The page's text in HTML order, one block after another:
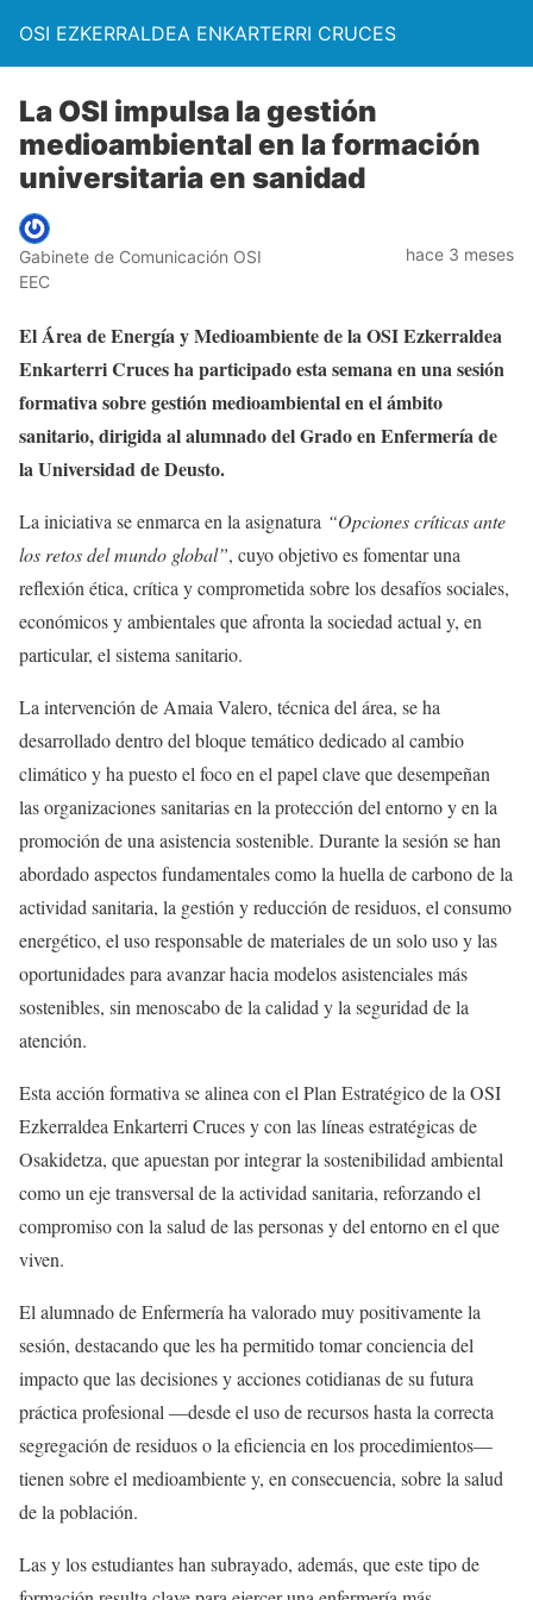
OSI EZKERRALDEA ENKARTERRI CRUCES
La OSI impulsa la gestión
medioambiental en la formación
universitaria en sanidad
Gabinete de Comunicación OSI
EEC
hace 3 meses
El Área de Energía y Medioambiente de la OSI Ezkerraldea
Enkarterri Cruces ha participado esta semana en una sesión
formativa sobre gestión medioambiental en el ámbito
sanitario, dirigida al alumnado del Grado en Enfermería de
la Universidad de Deusto.
La iniciativa se enmarca en la asignatura “Opciones críticas ante
los retos del mundo global”, cuyo objetivo es fomentar una
reflexión ética, crítica y comprometida sobre los desafíos sociales,
económicos y ambientales que afronta la sociedad actual y, en
particular, el sistema sanitario.
La intervención de Amaia Valero, técnica del área, se ha
desarrollado dentro del bloque temático dedicado al cambio
climático y ha puesto el foco en el papel clave que desempeñan
las organizaciones sanitarias en la protección del entorno y en la
promoción de una asistencia sostenible. Durante la sesión se han
abordado aspectos fundamentales como la huella de carbono de la
actividad sanitaria, la gestión y reducción de residuos, el consumo
energético, el uso responsable de materiales de un solo uso y las
oportunidades para avanzar hacia modelos asistenciales más
sostenibles, sin menoscabo de la calidad y la seguridad de la
atención.
Esta acción formativa se alinea con el Plan Estratégico de la OSI
Ezkerraldea Enkarterri Cruces y con las líneas estratégicas de
Osakidetza, que apuestan por integrar la sostenibilidad ambiental
como un eje transversal de la actividad sanitaria, reforzando el
compromiso con la salud de las personas y del entorno en el que
viven.
El alumnado de Enfermería ha valorado muy positivamente la
sesión, destacando que les ha permitido tomar conciencia del
impacto que las decisiones y acciones cotidianas de su futura
práctica profesional —desde el uso de recursos hasta la correcta
segregación de residuos o la eficiencia en los procedimientos—
tienen sobre el medioambiente y, en consecuencia, sobre la salud
de la población.
Las y los estudiantes han subrayado, además, que este tipo de